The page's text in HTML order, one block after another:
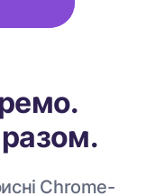
Chrome-